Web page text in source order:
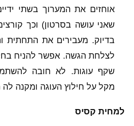
אוחזים את המערוך בשתי
שאני עושה בסרטון) וכך
בדיוק. מעבירים את התחתית
לצלחת הגשה. אפשר להניח
שקף עוגות. לא חובה
מקל על חילוץ העוגה ומקנה
למחית קסיס